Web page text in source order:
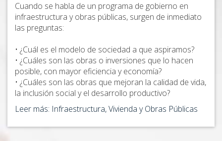
Cuando se habla de un programa de gobierno en
infraestructura y obras públicas, surgen de inmediato
las preguntas:
• ¿Cuál es el modelo de sociedad a que aspiramos?
• ¿Cuáles son las obras o inversiones que lo hacen
posible, con mayor eficiencia y economía?
• ¿Cuáles son las obras que mejoran la calidad de vida,
la inclusión social y el desarrollo productivo?
Leer más: Infraestructura, Vivienda y Obras Públicas